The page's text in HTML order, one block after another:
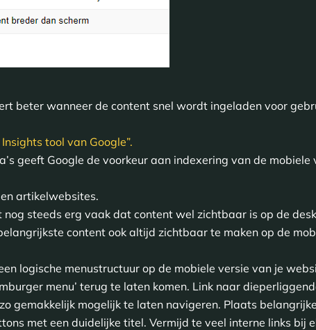
beter wanneer de content snel wordt ingeladen voor
tool van Google”.
geeft Google de voorkeur aan indexering van de mobiele
artikelwebsites.
steeds erg vaak dat content wel zichtbaar is op de
content ook altijd zichtbaar te maken op de
logische menustructuur op de mobiele versie van je
menu’ terug te laten komen. Link naar
gemakkelijk mogelijk te laten navigeren. Plaats
met een duidelijke titel. Vermijd te veel interne links bij